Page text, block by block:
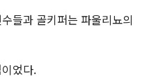
들과 골키퍼는 파울리뇨의
었다.